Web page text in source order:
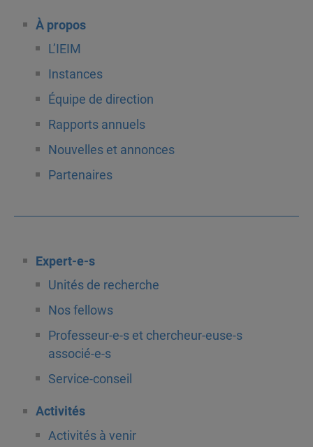
À propos
L’IEIM
Instances
Équipe de direction
Rapports annuels
Nouvelles et annonces
Partenaires
Expert-e-s
Unités de recherche
Nos fellows
Professeur-e-s et chercheur-euse-s
associé-e-s
Service-conseil
Activités
Activités à venir